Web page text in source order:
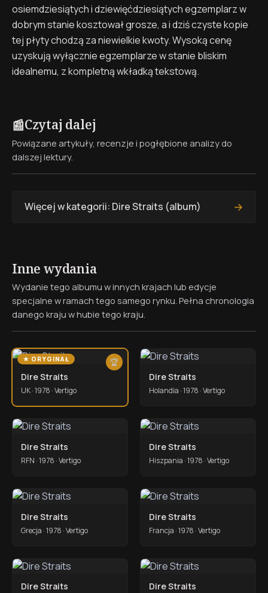
osiemdziesiątych i dziewięćdziesiątych egzemplarz w
dobrym stanie kosztował grosze, a i dziś czyste kopie
tej płyty chodzą za niewielkie kwoty. Wysoką cenę
uzyskują wyłącznie egzemplarze w stanie bliskim
idealnemu, z kompletną wkładką tekstową.
📰Czytaj dalej
Powiązane artykuły, recenzje i pogłębione analizy do
dalszej lektury.
Więcej w kategorii: Dire Straits (album) →
Inne wydania
Wydanie tego albumu w innych krajach lub edycje
specjalne w ramach tego samego rynku. Pełna chronologia
danego kraju w hubie tego kraju.
★ ORYGINAŁ 🏆
Dire Straits
UK · 1978 · Vertigo
Dire Straits
Holandia · 1978 · Vertigo
Dire Straits
RFN · 1978 · Vertigo
Dire Straits
Hiszpania · 1978 · Vertigo
Dire Straits
Grecja · 1978 · Vertigo
Dire Straits
Francja · 1978 · Vertigo
Dire Straits Dire Straits